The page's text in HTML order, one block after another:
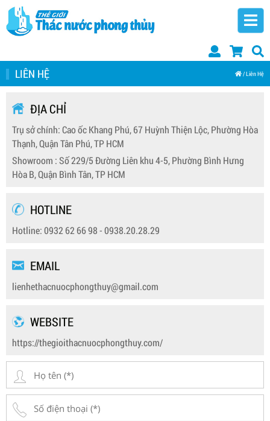
LIÊN HỆ /Liên Hệ
ĐỊA CHỈ
Trụ sở chính: Cao ốc Khang Phú, 67 Huỳnh Thiện Lộc, Phường Hòa
Thạnh, Quận Tân Phú, TP HCM
Showroom : Số 229/5 Đường Liên khu 4-5, Phường Bình Hưng
Hòa B, Quận Bình Tân, TP HCM
HOTLINE
Hotline:0932 62 66 98-0938.20.28.29
EMAIL
lienhethacnuocphongthuy@gmail.com
WEBSITE
https://thegioithacnuocphongthuy.com/